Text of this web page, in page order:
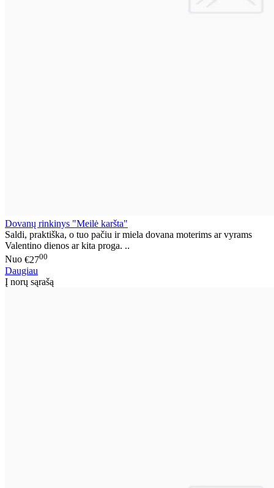
Dovanų rinkinys "Meilė karšta"
Saldi, praktiška, o tuo pačiu ir miela dovana moterims ar vyrams
Valentino dienos ar kita proga. ..
Nuo €2700
Daugiau
Į norų sąrašą